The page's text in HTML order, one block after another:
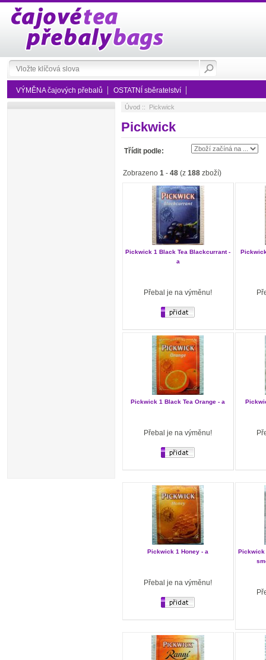
VÝMĚNA čajových přebalů OSTATNÍ sběratelství
Úvod :: Pickwick
Pickwick
Třídit podle:
Zobrazeno 1 - 48 (z 188 zboží)
Pickwick 1 Black Tea Blackcurrant -
a
Přebal je na výměnu!
Pickwick 1 Black Tea Orange - a
Přebal je na výměnu!
Pickwick 1 Honey - a
Přebal je na výměnu!
Pickwick